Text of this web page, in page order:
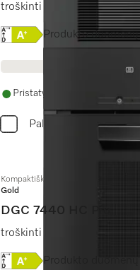
troškinti garuose, kepti,
Online Label Flag,
Produkto
Pristatymas per 14 - 28
Palyginkite
Kompaktiška garinė orkaitė
Gold
DGC 7440 HC Pro
troškinti garuose, kepti,
Online Label Flag,
Produkto duomenų